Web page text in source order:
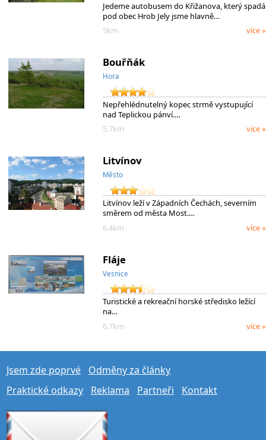
Jedeme autobusem do Křižanova, který spadá
pod obec Hrob Jely jsme hlavně…
5km
více »
Bouřňák
Hora
Nepřehlédnutelný kopec strmě vystupující
nad Teplickou pánví.…
5.7km
více »
Litvínov
Město
Litvínov leží v Západních Čechách, severním
směrem od města Most.…
6.4km
více »
Fláje
Vesnice
Turistické a rekreační horské středisko ležící
na…
6.7km
více »
Jsem zde poprvé
Odměny za články
Praktické odkazy
Reklama Partneři Kontakt